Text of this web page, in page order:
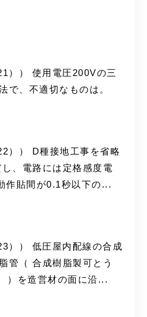
）） 使用電圧200Vの三
で、不適切なものは。
）） D種接地工事を省略
、電路には定格感度電
作貼間が0.1秒以下の...
）） 低圧屋内配線の合成
管（ 合成樹脂製可とう
）を造営材の面に沿...